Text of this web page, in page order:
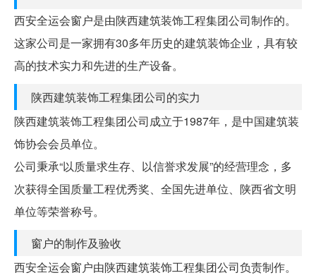
西安全运会窗户是由陕西建筑装饰工程集团公司制作的。
这家公司是一家拥有30多年历史的建筑装饰企业，具有较
高的技术实力和先进的生产设备。
陕西建筑装饰工程集团公司的实力
陕西建筑装饰工程集团公司成立于1987年，是中国建筑装
饰协会会员单位。
公司秉承“以质量求生存、以信誉求发展”的经营理念，多
次获得全国质量工程优秀奖、全国先进单位、陕西省文明
单位等荣誉称号。
窗户的制作及验收
西安全运会窗户由陕西建筑装饰工程集团公司负责制作。